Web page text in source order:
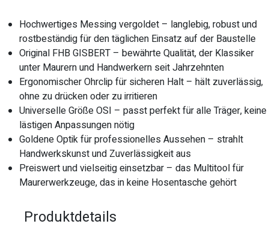
Hochwertiges Messing vergoldet – langlebig, robust und
rostbeständig für den täglichen Einsatz auf der Baustelle
Original FHB GISBERT – bewährte Qualität, der Klassiker
unter Maurern und Handwerkern seit Jahrzehnten
Ergonomischer Ohrclip für sicheren Halt – hält zuverlässig,
ohne zu drücken oder zu irritieren
Universelle Größe OSI – passt perfekt für alle Träger, keine
lästigen Anpassungen nötig
Goldene Optik für professionelles Aussehen – strahlt
Handwerkskunst und Zuverlässigkeit aus
Preiswert und vielseitig einsetzbar – das Multitool für
Maurerwerkzeuge, das in keine Hosentasche gehört
Produktdetails